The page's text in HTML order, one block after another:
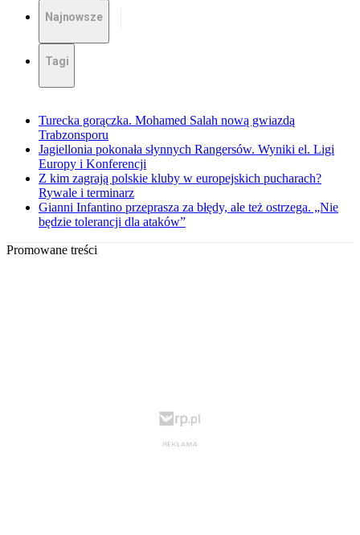
Najnowsze
Tagi
Turecka gorączka. Mohamed Salah nową gwiazdą
Trabzonsporu
Jagiellonia pokonała słynnych Rangersów. Wyniki el. Ligi
Europy i Konferencji
Z kim zagrają polskie kluby w europejskich pucharach?
Rywale i terminarz
Gianni Infantino przeprasza za błędy, ale też ostrzega. „Nie
będzie tolerancji dla ataków”
Promowane treści